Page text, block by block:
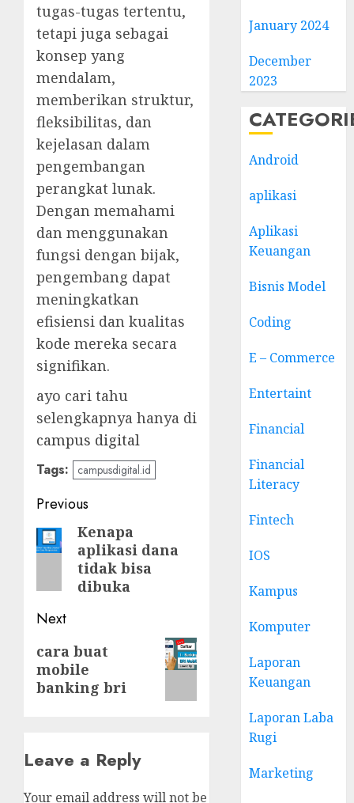
tugas-tugas tertentu,
tetapi juga sebagai
konsep yang
mendalam,
memberikan struktur,
fleksibilitas, dan
kejelasan dalam
pengembangan
perangkat lunak.
Dengan memahami
dan menggunakan
fungsi dengan bijak,
pengembang dapat
meningkatkan
efisiensi dan kualitas
kode mereka secara
signifikan.
ayo cari tahu
selengkapnya hanya di
campus digital
Tags: campusdigital.id
Post
navigation
Previous
Previous
post:
Kenapa
aplikasi dana
tidak bisa
dibuka
Next
Next
post:
cara buat
mobile
banking bri
Leave a Reply
Your email address will not be
January 2024
December
2023
Android
aplikasi
Aplikasi
Keuangan
Bisnis Model
Coding
E – Commerce
Entertaint
Financial
Financial
Literacy
Fintech
IOS
Kampus
Komputer
Laporan
Keuangan
Laporan Laba
Rugi
Marketing